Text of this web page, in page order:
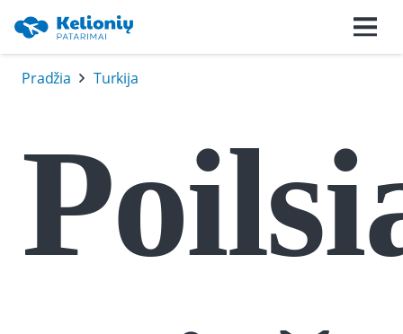
Pradžia Turkija